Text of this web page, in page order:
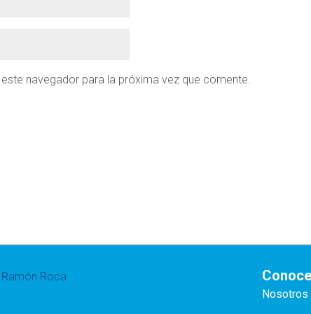
navegador para la próxima vez que comente.
Roca
Nosotros